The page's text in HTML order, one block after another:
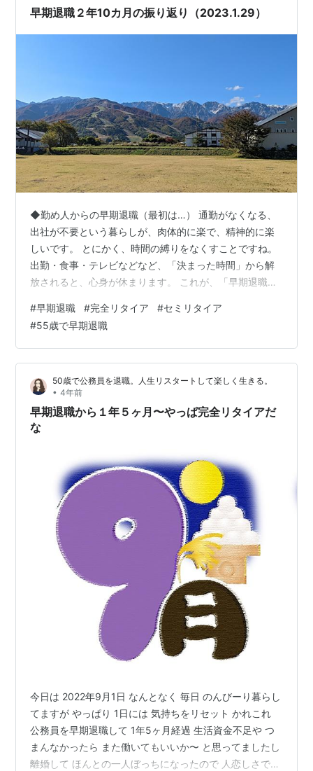
1…
早期退職２年10カ月の振り返り（2023.1.29）
◆勤め人からの早期退職（最初は…） 通勤がなくなる、
出社が不要という暮らしが、肉体的に楽で、精神的に楽
しいです。 とにかく、時間の縛りをなくすことですね。
出勤・食事・テレビなどなど、「決まった時間」から解
放されると、心身が休まります。 これが、「早期退職の
ト」。モノ・ヒト・過去の断捨離ですね。 私は、この期
間に「地方移住」のための家探しをしました。内見をゆ
っくりとできたことが、現在の暮らしとの出会いだった
と思います。 ◆早期退職生活が落ち着いてくると 不安に
なるのは「お金」、つまり早期退職資金です。 もちろ
ん、現役時代から投資・副業などで収入…
#早期退職 #完全リタイア #セミリタイア
#55歳で早期退職
50歳で公務員を退職。人生リスタートして楽しく生きる。
• 4年前
早期退職から１年５ヶ月〜やっぱ完全リタイアだ
な
今日は 2022年9月1日 なんとなく 毎日 のんびーり暮らし
てますが やっぱり 1日には 気持ちをリセット かれこれ
公務員を早期退職して 1年5ヶ月経過 生活資金不足や つ
まんなかったら また働いてもいいか〜 と思ってましたし
離婚して ほんとの一人ぼっちになったので 人恋しさで